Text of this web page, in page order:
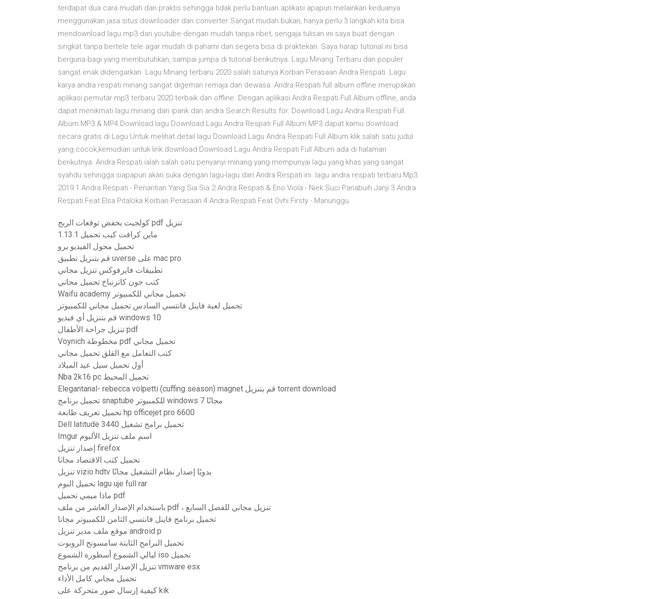
terdapat dua cara mudah dan praktis sehingga tidak perlu bantuan aplikasi apapun melainkan keduanya
menggunakan jasa situs downloader dan converter Sangat mudah bukan, hanya perlu 3 langkah kita bisa
mendownload lagu mp3 dari youtube dengan mudah tanpa ribet, sengaja tulisan ini saya buat dengan
singkat tanpa bertele tele agar mudah di pahami dan segera bisa di praktekan. Saya harap tutorial ini bisa
berguna bagi yang membutuhkan, sampai jumpa di tutorial berikutnya. Lagu Minang Terbaru dan populer
sangat enak didengarkan. Lagu Minang terbaru 2020 salah satunya Korban Perasaan Andra Respati. Lagu
karya andra respati minang sangat digemari remaja dan dewasa. Andra Respati full album offline merupakan
aplikasi pemutar mp3 terbaru 2020 terbaik dan offline. Dengan aplikasi Andra Respati Full Album offline, anda
dapat menikmati lagu minang dari ipank dan andra Search Results for: Download Lagu Andra Respati Full
Album MP3 & MP4 Download lagu Download Lagu Andra Respati Full Album MP3 dapat kamu download
secara gratis di Lagu.Untuk melihat detail lagu Download Lagu Andra Respati Full Album klik salah satu judul
yang cocok,kemudian untuk link download Download Lagu Andra Respati Full Album ada di halaman
berikutnya. Andra Respati ialah salah satu penyanyi minang yang mempunyai lagu yang khas yang sangat
syahdu sehingga siapapun akan suka dengan lagu-lagu dari Andra Respati ini. lagu andra respati terbaru Mp3
2019 1.Andra Respati - Penantian Yang Sia Sia 2.Andra Respati & Eno Viola - Niek Suci Panabuih Janji 3.Andra
Respati Feat Elsa Pitaloka Korban Perasaan 4.Andra Respati Feat Ovhi Firsty - Manunggu
كولجيت يخفض توقعات الربح pdf تنزيل
ماين كرافت كيب تحميل 1.13.1
تحميل محول الفيديو برو
قم بتنزيل تطبيق uverse على mac pro
تطبيقات فايرفوكس تنزيل مجاني
كتب جون كاتزنباخ تحميل مجاني
Waifu academy تحميل مجاني للكمبيوتر
تحميل لعبة فاينل فانتسي السادس تحميل مجاني للكمبيوتر
قم بتنزيل أي فيديو windows 10
تنزيل جراحة الأطفال pdf
Voynich مخطوطة pdf تحميل مجاني
كتب التعامل مع القلق تحميل مجاني
أول تحميل سيل عيد الميلاد
Nba 2k16 pc تحميل المحيط
Elegantanal- rebecca volpetti (cuffing season) magnet قم بتنزيل torrent download
تحميل برنامج snaptube للكمبيوتر windows 7 مجانًا
تحميل تعريف طابعة hp officejet pro 6600
Dell latitude 3440 تحميل برامج تشغيل
Imgur اسم ملف تنزيل الألبوم
إصدار تنزيل firefox
تحميل كتب الاقتصاد مجانا
تنزيل vizio hdtv يدويًا إصدار نظام التشغيل مجانًا
تحميل البوم lagu uje full rar
ماذا ميمي تحميل pdf
باستخدام الإصدار العاشر من ملف pdf ، تنزيل مجاني للفصل السابع
تحميل برنامج فاينل فانتسي الثامن للكمبيوتر مجانا
موقع ملف مدير تنزيل android p
تحميل البرامج الثابتة سامسونج الروبوت
ليالي الشموع أسطورة الشموع iso تحميل
تنزيل الإصدار القديم من برنامج vmware esx
تحميل مجاني كامل الأداء
كيفية إرسال صور متحركة على kik